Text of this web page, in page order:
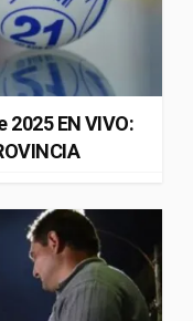
2025 EN VIVO: